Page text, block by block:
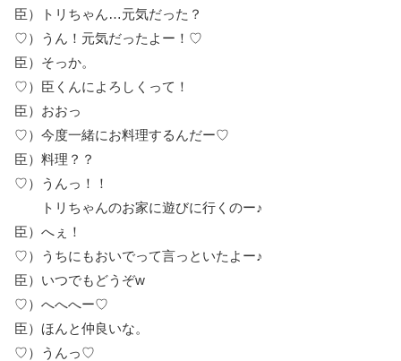
臣）トリちゃん…元気だった？
♡）うん！元気だったよー！♡
臣）そっか。
♡）臣くんによろしくって！
臣）おおっ
♡）今度一緒にお料理するんだー♡
臣）料理？？
♡）うんっ！！
トリちゃんのお家に遊びに行くのー♪
臣）へぇ！
♡）うちにもおいでって言っといたよー♪
臣）いつでもどうぞw
♡）へへへー♡
臣）ほんと仲良いな。
♡）うんっ♡